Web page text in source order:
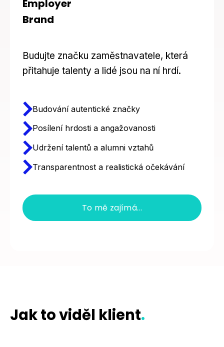
Employer
Brand
Budujte značku zaměstnavatele, která
přitahuje talenty a lidé jsou na ní hrdí.
Budování autentické značky
Posílení hrdosti a angažovanosti
Udržení talentů a alumni vztahů
Transparentnost a realistická očekávání
To mě zajímá...
Jak to viděl klient.